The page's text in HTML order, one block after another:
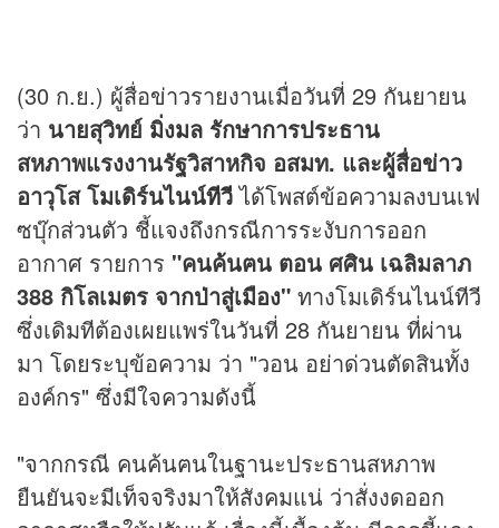
(30 ก.ย.) ผู้สื่อข่าวรายงานเมื่อวันที่ 29 กันยายน
ว่า นายสุวิทย์ มิ่งมล รักษาการประธาน
สหภาพแรงงานรัฐวิสาหกิจ อสมท. และผู้สื่อข่าว
อาวุโส โมเดิร์นไนน์ทีวีได้โพสต์ข้อความลงบนเฟ
ซบุ๊กส่วนตัว ชี้แจงถึงกรณีการระงับการออก
อากาศ รายการ "คนค้นฅน ตอน ศศิน เฉลิมลาภ
388 กิโลเมตร จากป่าสู่เมือง" ทางโมเดิร์นไนน์ทีวี
ซึ่งเดิมทีต้องเผยแพร่ในวันที่ 28 กันยายน ที่ผ่าน
มา โดยระบุข้อความ ว่า "วอน อย่าด่วนตัดสินทั้ง
องค์กร" ซึ่งมีใจความดังนี้
"จากกรณี คนค้นฅนในฐานะประธานสหภาพ
ยืนยันจะมีเท็จจริงมาให้สังคมแน่ ว่าสั่งงดออก